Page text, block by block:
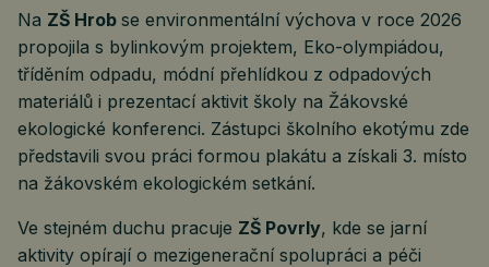
Na ZŠ Hrob se environmentální výchova v roce 2026
propojila s bylinkovým projektem, Eko-olympiádou,
tříděním odpadu, módní přehlídkou z odpadových
materiálů i prezentací aktivit školy na Žákovské
ekologické konferenci. Zástupci školního ekotýmu zde
představili svou práci formou plakátu a získali 3. místo
na žákovském ekologickém setkání.
Ve stejném duchu pracuje ZŠ Povrly, kde se jarní
aktivity opírají o mezigenerační spolupráci a péči